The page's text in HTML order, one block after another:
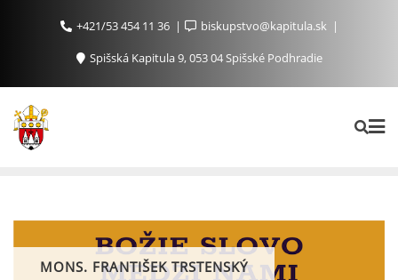
+421/53 454 11 36
biskupstvo@kapitula.sk
Spišská Kapitula 9, 053 04 Spišské Podhradie
MONS. FRANTIŠEK TRSTENSKÝ